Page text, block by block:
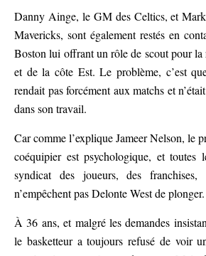
Danny Ainge, le GM des Celtics, et
Mavericks, sont également restés en
Boston lui offrant un rôle de scout pour la
et de la côte Est. Le problème, c’est
rendait pas forcément aux matchs et
dans son travail.
Car comme l’explique Jameer Nelson, le
coéquipier est psychologique, et toutes
syndicat des joueurs, des
n’empêchent pas Delonte West de plonger.
À 36 ans, et malgré les demandes
le basketteur a toujours refusé de voir